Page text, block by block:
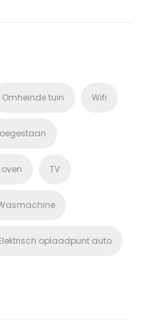
Omheinde tuin Wifi
oven TV
oplaadpunt auto